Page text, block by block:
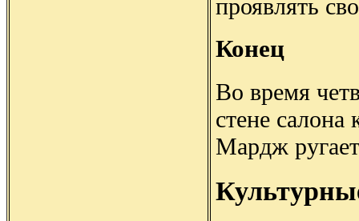
проявлять
Конец
Во время
стене салона
Мардж